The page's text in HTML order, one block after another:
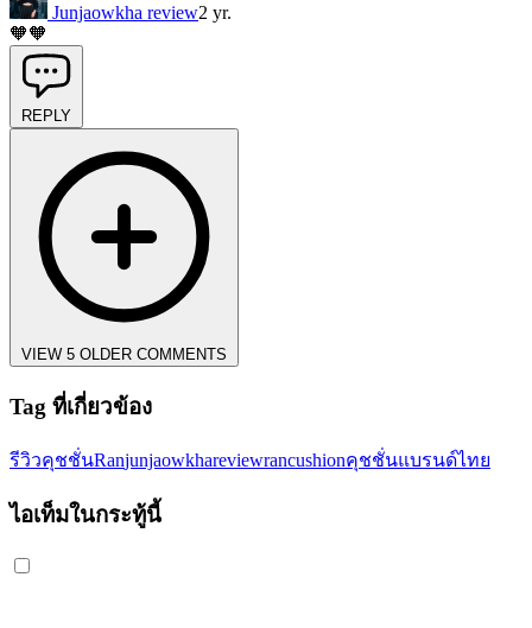
Junjaowkha review2 yr.
🧡🧡
REPLY
VIEW 5 OLDER COMMENTS
Tag ที่เกี่ยวข้อง
รีวิวคุชชั่นRanjunjaowkhareviewrancushionคุชชั่นแบรนด์ไทย
ไอเท็มในกระทู้นี้